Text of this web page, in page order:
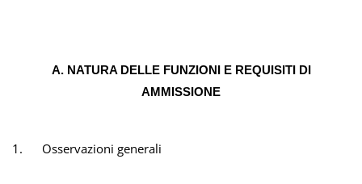
A. NATURA DELLE FUNZIONI E REQUISITI DI
AMMISSIONE
1. Osservazioni generali